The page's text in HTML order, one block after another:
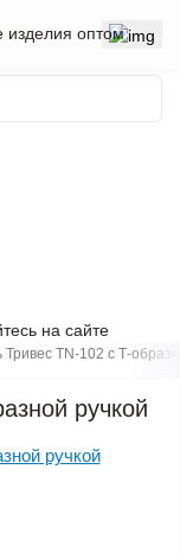
изделия оптом
на сайте
Тривес TN-102 с Т-
ручкой